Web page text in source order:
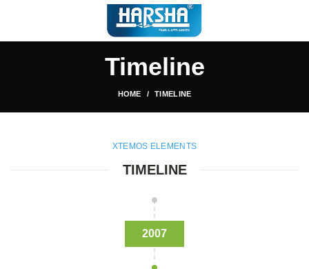
Timeline
HOME TIMELINE
XTEMOS ELEMENTS
TIMELINE
2007